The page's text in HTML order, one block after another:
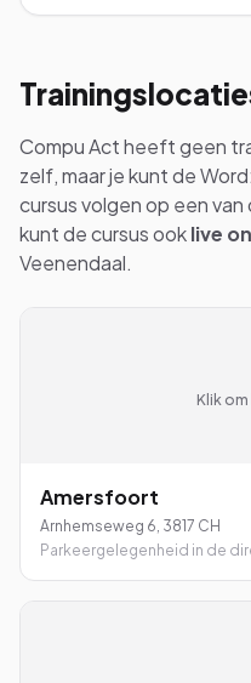
Compu Act heeft geen
zelf, maar je kunt de
cursus volgen op een
kunt de cursus ooklive
Veenendaal.
Klik
Amersfoort
Arnhemseweg 6, 3817 CH
Parkeergelegenheid in de